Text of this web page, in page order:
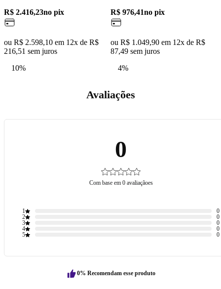
R$ 2.416,23no pix
ou R$ 2.598,10 em 12x de R$
216,51 sem juros
10%
R$ 976,41no pix
ou R$ 1.049,90 em 12x de R$
87,49 sem juros
4%
Avaliações
0
Com base em 0 avaliaçãoes
1
0
2
0
3
0
4
0
5
0
0% Recomendam esse produto